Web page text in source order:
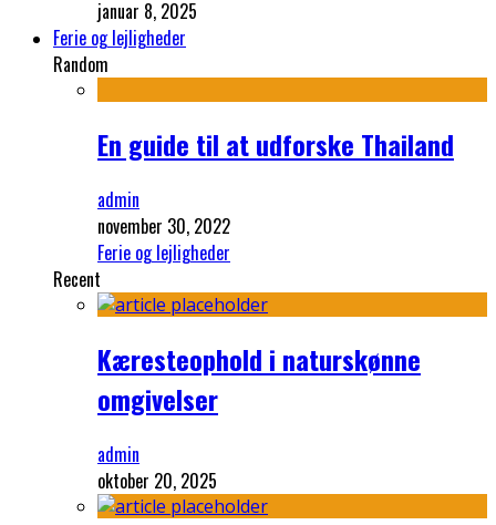
januar 8, 2025
Ferie og lejligheder
Random
En guide til at udforske Thailand
admin
november 30, 2022
Ferie og lejligheder
Recent
Kæresteophold i naturskønne
omgivelser
admin
oktober 20, 2025